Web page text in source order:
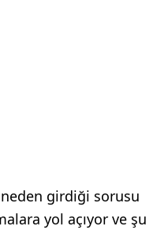
girdiği sorusu
yol açıyor ve şu